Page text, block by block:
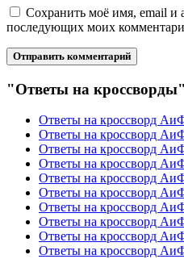
Сохранить моё имя, email и
последующих моих
"Ответы на кроссворды"
Ответы на кроссворд
Ответы на кроссворд
Ответы на кроссворд
Ответы на кроссворд
Ответы на кроссворд
Ответы на кроссворд
Ответы на кроссворд
Ответы на кроссворд
Ответы на кроссворд
Ответы на кроссворд